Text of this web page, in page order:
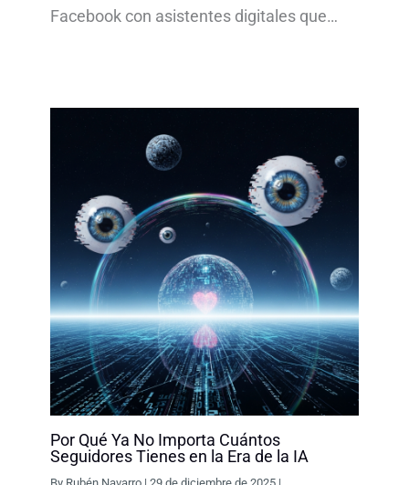
Facebook con asistentes digitales que…
Por Qué Ya No Importa Cuántos
Seguidores Tienes en la Era de la IA